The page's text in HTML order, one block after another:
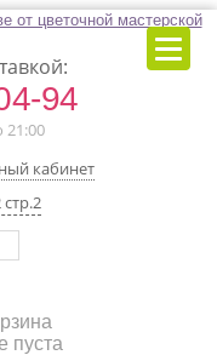
94
21:00
кабинет
пуста